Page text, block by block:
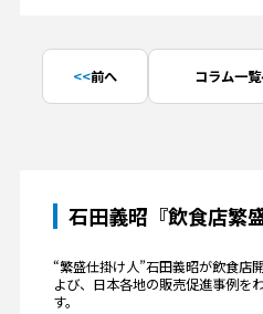
前へ コラム一
石田義昭『飲食店繁
“繁盛仕掛け人”石田義昭が飲食店
よび、日本各地の販売促進事例を
す。